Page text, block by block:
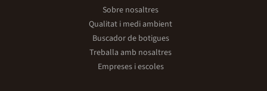
Sobre nosaltres
Qualitat i medi ambient
Buscador de botigues
Treballa amb nosaltres
Empreses i escoles